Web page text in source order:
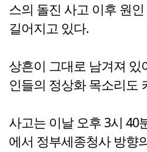
스의 돌진 사고 이후 원
길어지고 있다.
상흔이 그대로 남겨져 있
인들의 정상화 목소리도
사고는 이날 오후 3시 40
에서 정부세종청사 방향